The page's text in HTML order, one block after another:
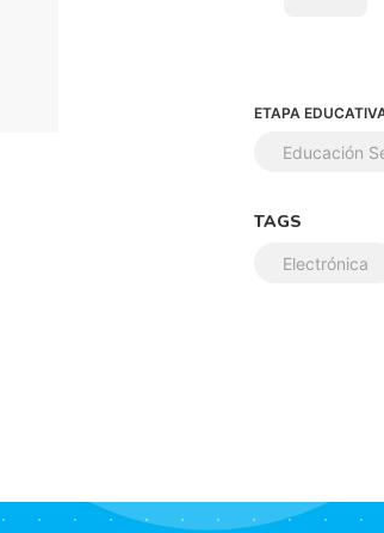
ETAPA
Educación
TAGS
Electrónica